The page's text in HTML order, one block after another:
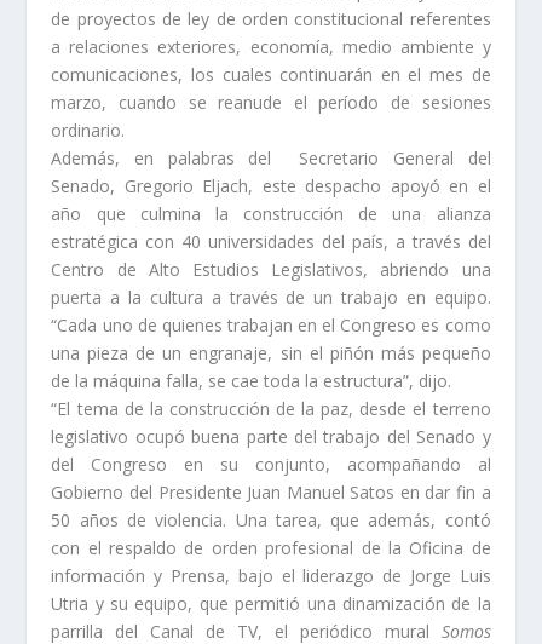
de proyectos de ley de orden constitucional referentes
a relaciones exteriores, economía, medio ambiente y
comunicaciones, los cuales continuarán en el mes de
marzo, cuando se reanude el período de sesiones
ordinario.
Además, en palabras del Secretario General del
Senado, Gregorio Eljach, este despacho apoyó en el
año que culmina la construcción de una alianza
estratégica con 40 universidades del país, a través del
Centro de Alto Estudios Legislativos, abriendo una
puerta a la cultura a través de un trabajo en equipo.
“Cada uno de quienes trabajan en el Congreso es como
una pieza de un engranaje, sin el piñón más pequeño
de la máquina falla, se cae toda la estructura”, dijo.
“El tema de la construcción de la paz, desde el terreno
legislativo ocupó buena parte del trabajo del Senado y
del Congreso en su conjunto, acompañando al
Gobierno del Presidente Juan Manuel Satos en dar fin a
50 años de violencia. Una tarea, que además, contó
con el respaldo de orden profesional de la Oficina de
información y Prensa, bajo el liderazgo de Jorge Luis
Utria y su equipo, que permitió una dinamización de la
parrilla del Canal de TV, el periódico mural Somos